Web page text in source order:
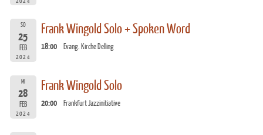
SO
25
FEB
2024
Frank Wingold Solo + Spoken Word
18:00 Evang. Kirche Delling
MI
28
FEB
2024
Frank Wingold Solo
20:00 Frankfurt Jazzinitiative